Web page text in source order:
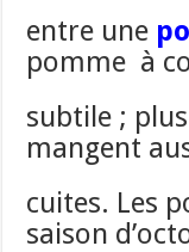
entre une
pomme à
subtile ;
mangent
cuites. Les
saison